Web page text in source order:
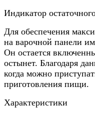
Индикатор
Для обеспечения
на варочной панели
Он остается
остынет. Благодаря
когда можно
приготовления пищи.
Характеристики